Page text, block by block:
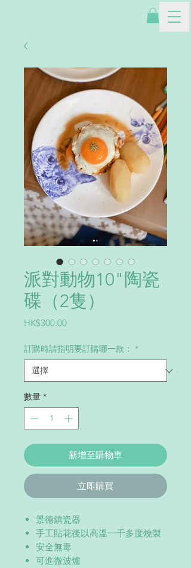
派對動物10"陶瓷
碟（2隻）
HK$300.00價
訂購時請指明要訂購哪一款： *
數量 *
新增至購物車
立即購買
景德鎮瓷器
手工貼花後以高溫一千多度燒製
安全無毒
可進微波爐